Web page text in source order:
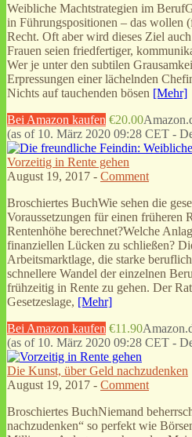
Weibliche Machtstrategien im
in Führungspositionen – das wollen
Recht. Oft aber wird dieses Ziel
Frauen seien friedfertiger,
Wer je unter den subtilen
Erpressungen einer lächelnden
Nichts auf tauchenden bösen [Mehr]
Bei Amazon kaufen €20.00
(as of 10. März 2020 09:28 CET -
Vorzeitig in Rente gehen
August 19, 2017 - Comment
Broschiertes BuchWie sehen die
Voraussetzungen für einen früheren
Rentenhöhe berechnet?Welche
finanziellen Lücken zu schließen?
Arbeitsmarktlage, die starke
schnellere Wandel der einzelnen
frühzeitig in Rente zu gehen. Der
Gesetzeslage, [Mehr]
Bei Amazon kaufen €11.90
(as of 10. März 2020 09:28 CET -
Die Kunst, über Geld nachzudenken
August 19, 2017 - Comment
Broschiertes BuchNiemand
nachzudenken“ so perfekt wie